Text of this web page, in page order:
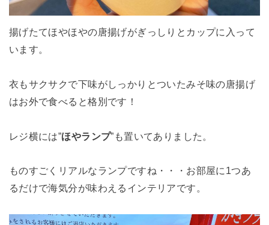
揚げたてほやほやの唐揚げがぎっしりとカップに入って
います。
衣もサクサクで下味がしっかりとついたみそ味の唐揚げ
はお外で食べると格別です！
レジ横には”ほやランプ”も置いてありました。
ものすごくリアルなランプですね・・・お部屋に1つあ
るだけで海気分が味わえるインテリアです。